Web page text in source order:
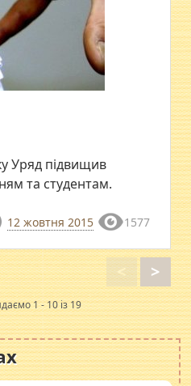
Уряд підвищив
та студентам.
12 жовтня 2015 1577
< >
1 - 10 із 19